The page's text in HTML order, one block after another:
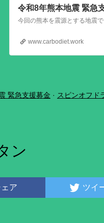
令和8年熊本地震 緊急
www.carbodiet.work
緊急支援募金 スピンオフド
ン
ア ツイ